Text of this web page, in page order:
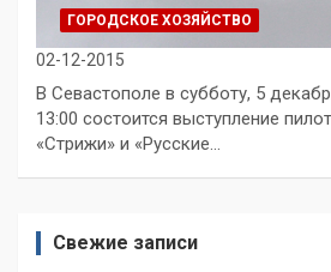
ГОРОДСКОЕ ХОЗЯЙСТВО
02-12-2015
В Севастополе в субботу, 5
13:00 состоится выступление
«Стрижи» и «Русские…
Свежие записи